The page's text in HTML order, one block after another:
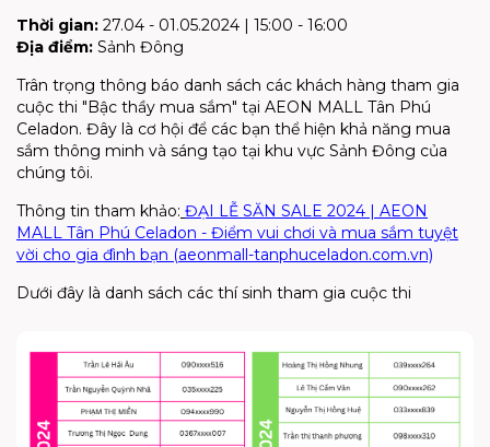
Thời gian: 27.04 - 01.05.2024 | 15:00 - 16:00
Địa điểm: Sảnh Đông
Trân trọng thông báo danh sách các khách hàng tham gia
cuộc thi "Bậc thầy mua sắm" tại AEON MALL Tân Phú
Celadon. Đây là cơ hội để các bạn thể hiện khả năng mua
sắm thông minh và sáng tạo tại khu vực Sảnh Đông của
chúng tôi.
Thông tin tham khảo: ĐẠI LỄ SĂN SALE 2024 | AEON
MALL Tân Phú Celadon - Điểm vui chơi và mua sắm tuyệt
vời cho gia đình bạn (aeonmall-tanphuceladon.com.vn)
Dưới đây là danh sách các thí sinh tham gia cuộc thi